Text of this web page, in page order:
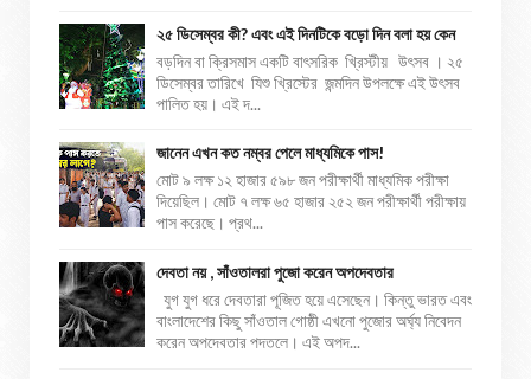
২৫ ডিসেম্বর কী? এবং এই দিনটিকে বড়ো দিন বলা হয় কেন
বড়দিন বা ক্রিসমাস একটি বাৎসরিক খ্রিস্টীয় উৎসব । ২৫
ডিসেম্বর তারিখে যিশু খ্রিস্টের জন্মদিন উপলক্ষে এই উৎসব
পালিত হয়। এই দ...
জানেন এখন কত নম্বর পেলে মাধ্যমিকে পাস!
মোট ৯ লক্ষ ১২ হাজার ৫৯৮ জন পরীক্ষার্থী মাধ্যমিক পরীক্ষা
দিয়েছিল। মোট ৭ লক্ষ ৬৫ হাজার ২৫২ জন পরীক্ষার্থী পরীক্ষায়
পাস করেছে। প্রথ...
দেবতা নয় , সাঁওতালরা পুজো করেন অপদেবতার
যুগ যুগ ধরে দেবতারা পূজিত হয়ে এসেছেন। কিন্তু ভারত এবং
বাংলাদেশের কিছু সাঁওতাল গোষ্ঠী এখনো পুজোর অর্ঘ্য নিবেদন
করেন অপদেবতার পদতলে। এই অপদ...